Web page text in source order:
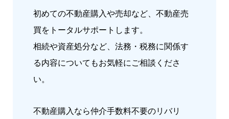
初めての不動産購入や売却など、不動産売
買をトータルサポートします。
相続や資産処分など、法務・税務に関係す
る内容についてもお気軽にご相談くださ
い。
不動産購入なら仲介手数料不要のリバリ